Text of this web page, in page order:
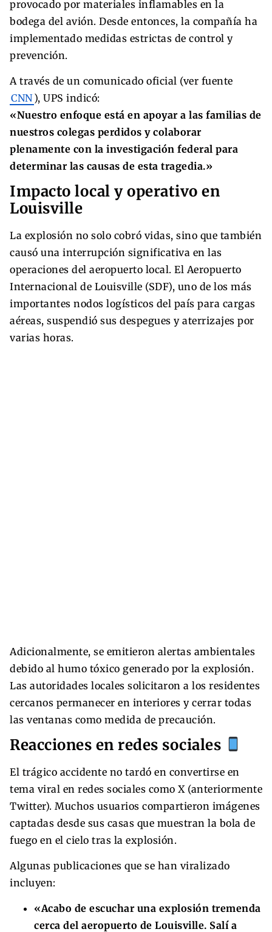
provocado por materiales inflamables en la
bodega del avión. Desde entonces, la compañía ha
implementado medidas estrictas de control y
prevención.
A través de un comunicado oficial (ver fuente
CNN), UPS indicó:
«Nuestro enfoque está en apoyar a las familias de
nuestros colegas perdidos y colaborar
plenamente con la investigación federal para
determinar las causas de esta tragedia.»
Impacto local y operativo en
Louisville
La explosión no solo cobró vidas, sino que también
causó una interrupción significativa en las
operaciones del aeropuerto local. El Aeropuerto
Internacional de Louisville (SDF), uno de los más
importantes nodos logísticos del país para cargas
aéreas, suspendió sus despegues y aterrizajes por
varias horas.
Adicionalmente, se emitieron alertas ambientales
debido al humo tóxico generado por la explosión.
Las autoridades locales solicitaron a los residentes
cercanos permanecer en interiores y cerrar todas
las ventanas como medida de precaución.
Reacciones en redes sociales
El trágico accidente no tardó en convertirse en
tema viral en redes sociales como X (anteriormente
Twitter). Muchos usuarios compartieron imágenes
captadas desde sus casas que muestran la bola de
fuego en el cielo tras la explosión.
Algunas publicaciones que se han viralizado
incluyen:
«Acabo de escuchar una explosión tremenda
cerca del aeropuerto de Louisville. Salí a